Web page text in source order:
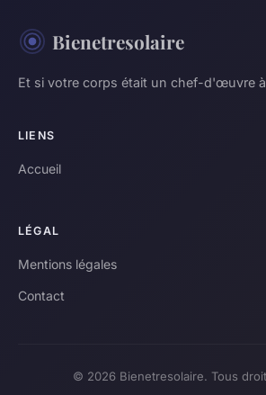
Bienetresolaire
Et si votre corps était un chef-d'œuvre
LIENS
Accueil
LÉGAL
Mentions légales
Contact
© 2026 Bienetresolaire. Tous